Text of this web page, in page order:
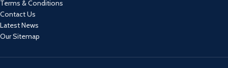
Terms & Conditions
Contact Us
Latest News
Our Sitemap